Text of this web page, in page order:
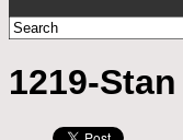
1219-Stan